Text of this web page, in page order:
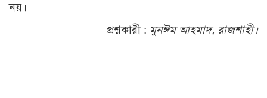
নয়।
প্রশ্নকারী : মুনঈম আহমাদ, রাজশাহী।